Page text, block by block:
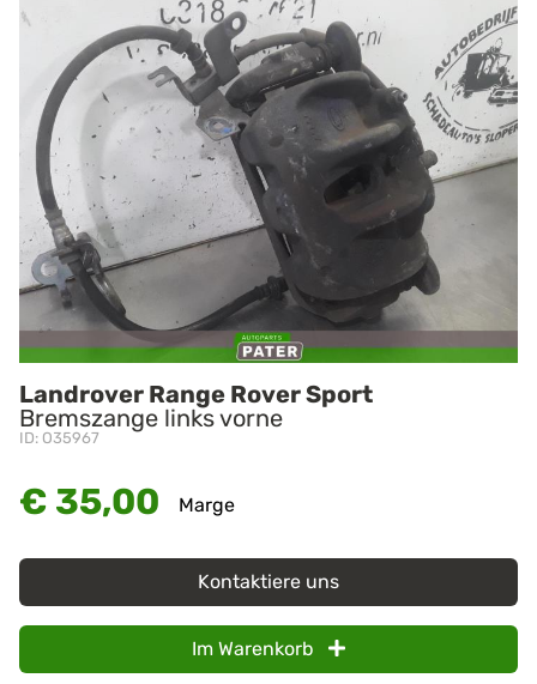
Landrover Range Rover Sport
Bremszange links vorne
ID: O35967
€ 35,00 Marge
Kontaktiere uns
Im Warenkorb